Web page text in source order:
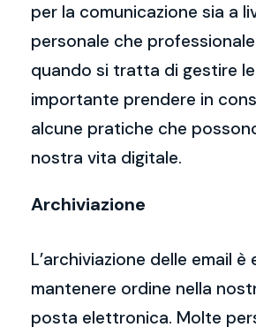
per la comunicazione sia a
personale che
quando si tratta di gestire le
importante prendere in
alcune pratiche che
nostra vita digitale.
Archiviazione
L’archiviazione delle email è
mantenere ordine nella
posta elettronica. Molte